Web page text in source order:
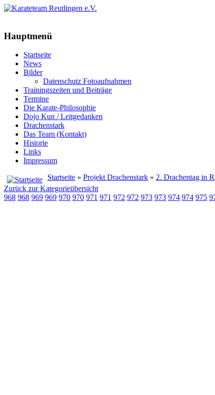
Hauptmenü
Startseite
News
Bilder
Datenschutz Fotoaufnahmen
Trainingszeiten und Beiträge
Termine
Die Karate-Philosophie
Dojo Kun / Leitgedanken
Drachenstark
Das Team (Kontakt)
Historie
Links
Impressum
Startseite » Projekt Drachenstark » 2. Drachentag in
Zurück zur Kategorieübersicht
968 968 969 969 970 970 971 971 972 972 973 973 974 974 975